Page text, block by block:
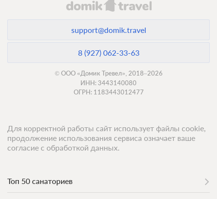
support@domik.travel
8 (927) 062-33-63
© ООО «Домик Тревел», 2018–2026
ИНН: 3443140080
ОГРН: 1183443012477
Топ 50 санаториев
Для корректной работы сайт использует файлы cookie,
продолжение использования сервиса означает ваше
согласие с обработкой данных.